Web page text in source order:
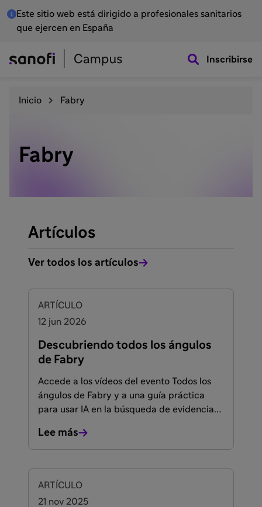
Este sitio web está dirigido a profesionales sanitarios
que ejercen en España
Inscribirse
Inicio Fabry
Fabry
Artículos
Ver todos los artículos
ARTÍCULO
12 jun 2026
Descubriendo todos los ángulos
de Fabry
Accede a los vídeos del evento Todos los
ángulos de Fabry y a una guía práctica
para usar IA en la búsqueda de evidencia
Lee más
FACULTADOS PARA PRESCRIBIR O DISPENSAR
ARTÍCULO
21 nov 2025